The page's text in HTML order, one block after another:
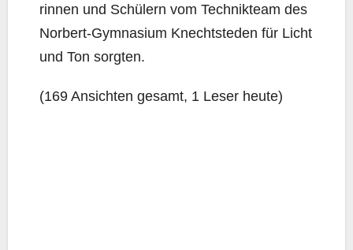
rin­nen und Schü­lern vom Tech­nik­team des
Nor­bert-Gym­na­si­um Knecht­s­teden für Licht
und Ton sorgten.
(169 Ansich­ten gesamt, 1 Leser heute)